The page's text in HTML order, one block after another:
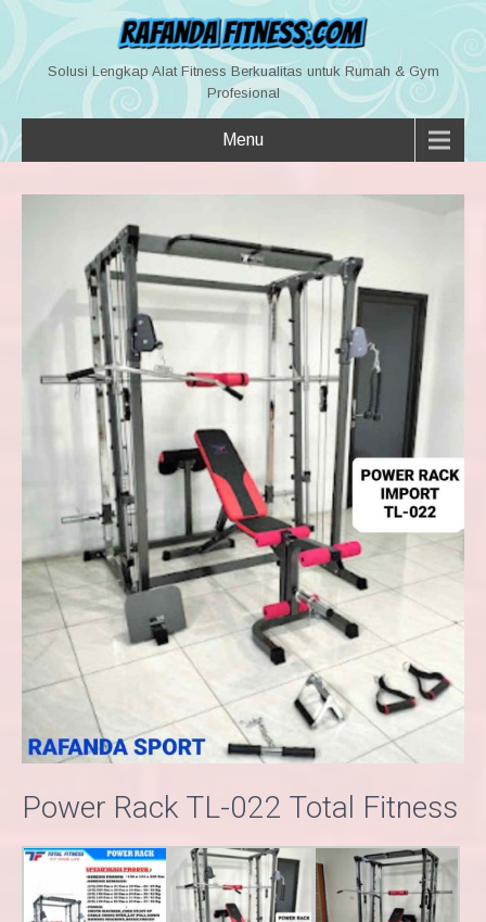
Solusi Lengkap Alat Fitness Berkualitas untuk Rumah & Gym
Profesional
Menu
Power Rack TL-022 Total Fitness